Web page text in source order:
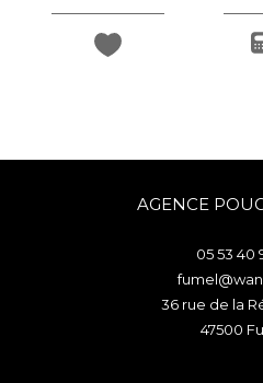
AGENCE
05 53 40
36 rue de la
47500